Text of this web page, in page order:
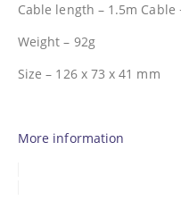
Cable length – 1.5m
Weight – 92g
Size – 126 x 73 x 41 mm
More information